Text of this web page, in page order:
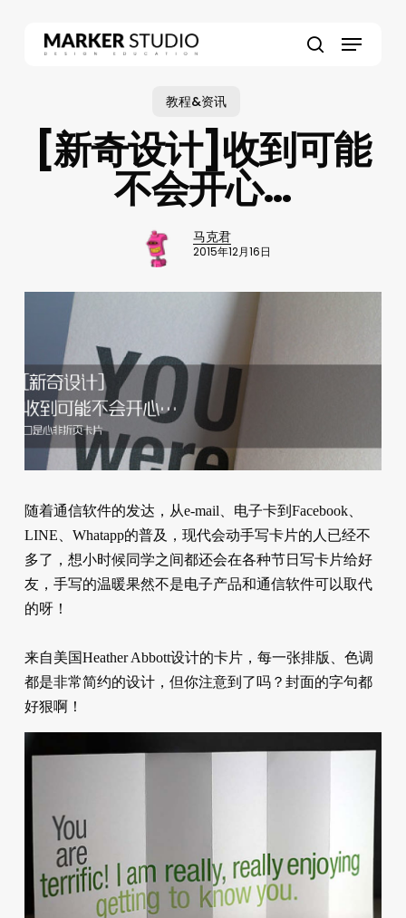
Menu
教程&资讯
[新奇设计]收到可能
不会开心…
马克君
2015年12月16日
随着通信软件的发达，从e-mail、电子卡到Facebook、
LINE、Whatapp的普及，现代会动手写卡片的人已经不
多了，想小时候同学之间都还会在各种节日写卡片给好
友，手写的温暖果然不是电子产品和通信软件可以取代
的呀！
来自美国Heather Abbott设计的卡片，每一张排版、色调
都是非常简约的设计，但你注意到了吗？封面的字句都
好狠啊！